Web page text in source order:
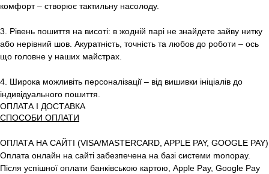
комфорт – створює тактильну насолоду.
3. Рівень пошиття на висоті: в жодній парі не знайдете зайву нитку
або нерівний шов. Акуратність, точність та любов до роботи – ось
що головне у наших майстрах.
4. Широка можливіть персоналізації – від вишивки ініціалів до
індивідуального пошиття.
ОПЛАТА І ДОСТАВКА
СПОСОБИ ОПЛАТИ
ОПЛАТА НА САЙТІ (VISA/MASTERCARD, APPLE PAY, GOOGLE PAY)
Оплата онлайн на сайті забезпечена на базі системи monopay.
Після успішної оплати банківською картою, Apple Pay, Google Pay